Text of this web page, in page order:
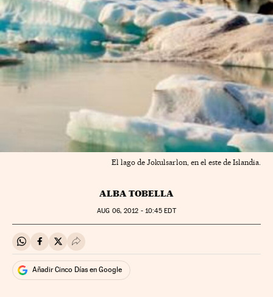
El lago de Jokulsarlon, en el este de Islandia.
ALBA TOBELLA
AUG 06, 2012 - 10:45 EDT
Compartir en Whatsapp
Compartir en Facebook
Compartir en Twitter
Desplegar Redes Sociales
Añadir Cinco Días en Google